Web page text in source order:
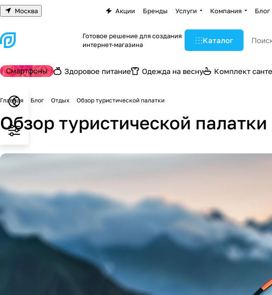
Москва Акции Бренды Услуги Компания Блог
Готовое решение для создания
интернет-магазина
Каталог
Смартфоны Здоровое питание Одежда на весну Комплект
Главная Блог Отдых Обзор туристической палатки
Обзор туристической палатки